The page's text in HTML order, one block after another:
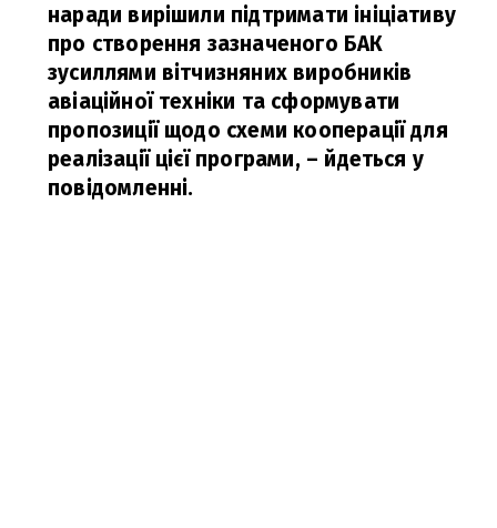
наради вирішили підтримати ініціативу
про створення зазначеного БАК
зусиллями вітчизняних виробників
авіаційної техніки та сформувати
пропозиції щодо схеми кооперації для
реалізації цієї програми, – йдеться у
повідомленні.